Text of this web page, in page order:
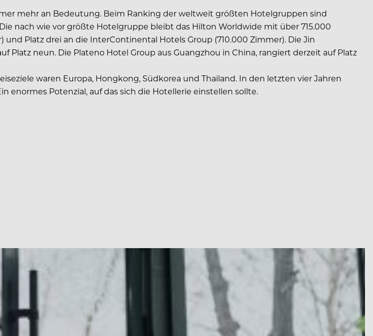
mehr an Bedeutung. Beim Ranking der weltweit größten Hotelgruppen sind
nach wie vor größte Hotelgruppe bleibt das Hilton Worldwide mit über 715.000
Platz drei an die InterContinental Hotels Group (710.000 Zimmer). Die Jin
neun. Die Plateno Hotel Group aus Guangzhou in China, rangiert derzeit auf Platz
waren Europa, Hongkong, Südkorea und Thailand. In den letzten vier Jahren
enormes Potenzial, auf das sich die Hotellerie einstellen sollte.